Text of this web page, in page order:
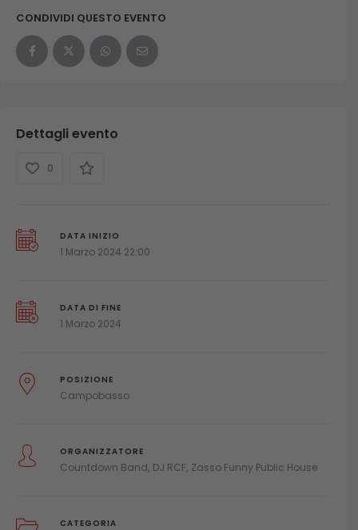
CONDIVIDI QUESTO EVENTO
Dettagli evento
0
DATA INIZIO
1 Marzo 2024 22:00
DATA DI FINE
1 Marzo 2024
POSIZIONE
Campobasso
ORGANIZZATORE
Countdown Band DJ RCF Zasso Funny Public House
CATEGORIA